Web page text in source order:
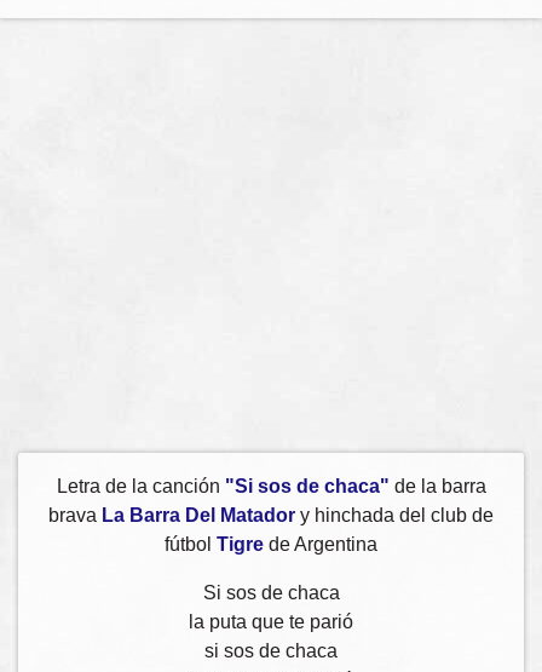
Letra de la canción "Si sos de chaca" de la barra
brava La Barra Del Matador y hinchada del club de
fútbol Tigre de Argentina
Si sos de chaca
la puta que te parió
si sos de chaca